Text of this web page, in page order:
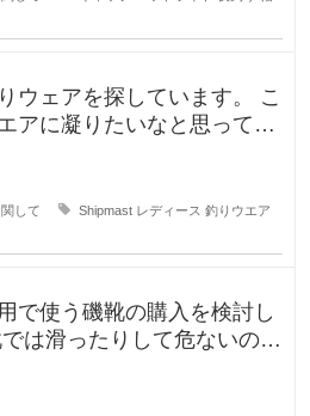
ェアを探しています。 こ
アに凝りたいなと思ってい
して Shipmast レディース 釣りウエア
で使う磯靴の購入を検討し
は滑ったりして危ないの